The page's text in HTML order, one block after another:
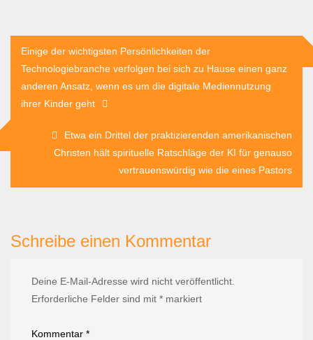
Beitragsnavigation
Einige der wichtigsten Persönlichkeiten der
Technologiebranche verfolgen bei sich zu Hause einen ganz
anderen Ansatz, wenn es um die digitale Mediennutzung
ihrer Kinder geht
Etwa ein Drittel der praktizierenden amerikanischen
Christen hält spirituelle Ratschläge der KI für genauso
vertrauenswürdig wie die eines Pastors
Schreibe einen Kommentar
Deine E-Mail-Adresse wird nicht veröffentlicht.
Erforderliche Felder sind mit * markiert
Kommentar *